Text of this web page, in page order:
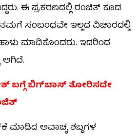
ಈ ಪ್ರಕರಣದಲ್ಲಿ ರಂಜಿತ್ ಕೂಡ
ಸಂಬಂಧವೇ ಇಲ್ಲದ ವಿಚಾರದಲ್ಲಿ
ಮಾಡಿಕೊಂಡರು. ಇದರಿಂದ
ಆಗಿದೆ.
ಬಗ್ಗೆ ಬಿಗ್​ಬಾಸ್​ ತೋರಿಸದೇ
ಮಾಡಿದ ಅವಾಚ್ಯ ಶಬ್ದಗಳ